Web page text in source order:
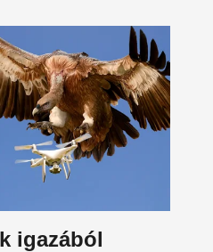
igazából